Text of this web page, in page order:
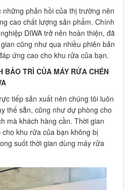
những phản hồi của thị trường nên
cao chất lượng sản phẩm. Chính
DIWA trở nên hoàn thiện, đã
cũng như qua nhiều phiên bản
ứng cao cho khu rửa của bạn.
BẢO TRÌ CỦA MÁY RỬA CHÉN
tiếp sản xuất nên chúng tôi luôn
thế sẵn, cũng như dự phòng cho
mà khách hàng cần. Thời gian
khu rửa của bạn không bị
suốt thời gian dùng máy rửa